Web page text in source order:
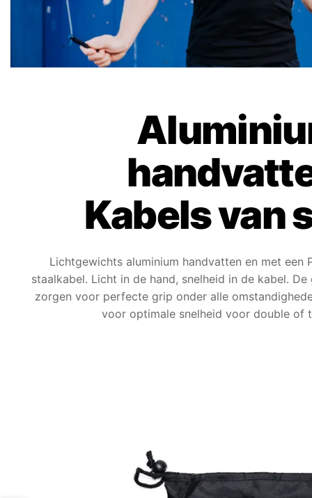
Kabels van
Lichtgewichts aluminium handvatten en met een
staalkabel. Licht in de hand, snelheid in de kabel.
zorgen voor perfecte grip onder alle
voor optimale snelheid voor double of